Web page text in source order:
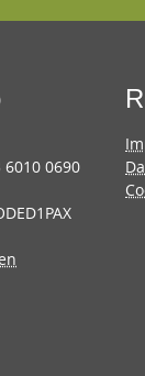
6010 0690